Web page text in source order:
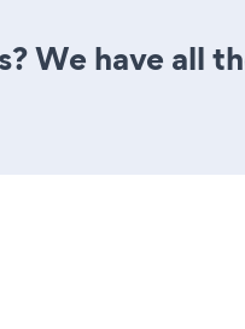
We have all